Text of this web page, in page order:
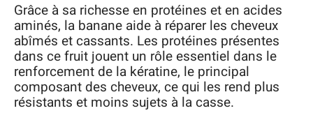
Grâce à sa richesse en protéines et en acides
aminés, la banane aide à réparer les cheveux
abîmés et cassants. Les protéines présentes
dans ce fruit jouent un rôle essentiel dans le
renforcement de la kératine, le principal
composant des cheveux, ce qui les rend plus
résistants et moins sujets à la casse.